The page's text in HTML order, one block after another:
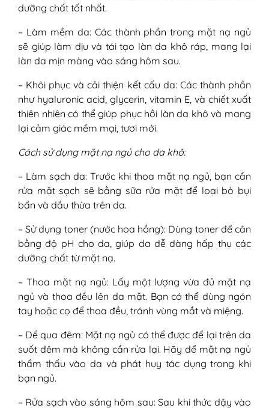
dưỡng chất tốt nhất.
– Làm mềm da: Các thành phần trong mặt nạ ngủ
sẽ giúp làm dịu và tái tạo làn da khô ráp, mang lại
làn da mịn màng vào sáng hôm sau.
– Khôi phục và cải thiện kết cấu da: Các thành phần
như hyaluronic acid, glycerin, vitamin E, và chiết xuất
thiên nhiên có thể giúp phục hồi làn da khô và mang
lại cảm giác mềm mại, tươi mới.
Cách sử dụng mặt nạ ngủ cho da khô:
– Làm sạch da: Trước khi thoa mặt nạ ngủ, bạn cần
rửa mặt sạch sẽ bằng sữa rửa mặt để loại bỏ bụi
bẩn và dầu thừa trên da.
– Sử dụng toner (nước hoa hồng): Dùng toner để cân
bằng độ pH cho da, giúp da dễ dàng hấp thụ các
dưỡng chất từ mặt nạ.
– Thoa mặt nạ ngủ: Lấy một lượng vừa đủ mặt nạ
ngủ và thoa đều lên da mặt. Bạn có thể dùng ngón
tay hoặc cọ để thoa đều, tránh vùng mắt và miệng.
– Để qua đêm: Mặt nạ ngủ có thể được để lại trên da
suốt đêm mà không cần rửa lại. Hãy để mặt nạ ngủ
thẩm thấu vào da và phát huy tác dụng trong khi
bạn ngủ.
– Rửa sạch vào sáng hôm sau: Sau khi thức dậy vào